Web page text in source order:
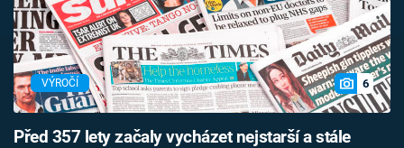
VÝROČÍ 6
Před 357 lety začaly vycházet nejstarší a stále